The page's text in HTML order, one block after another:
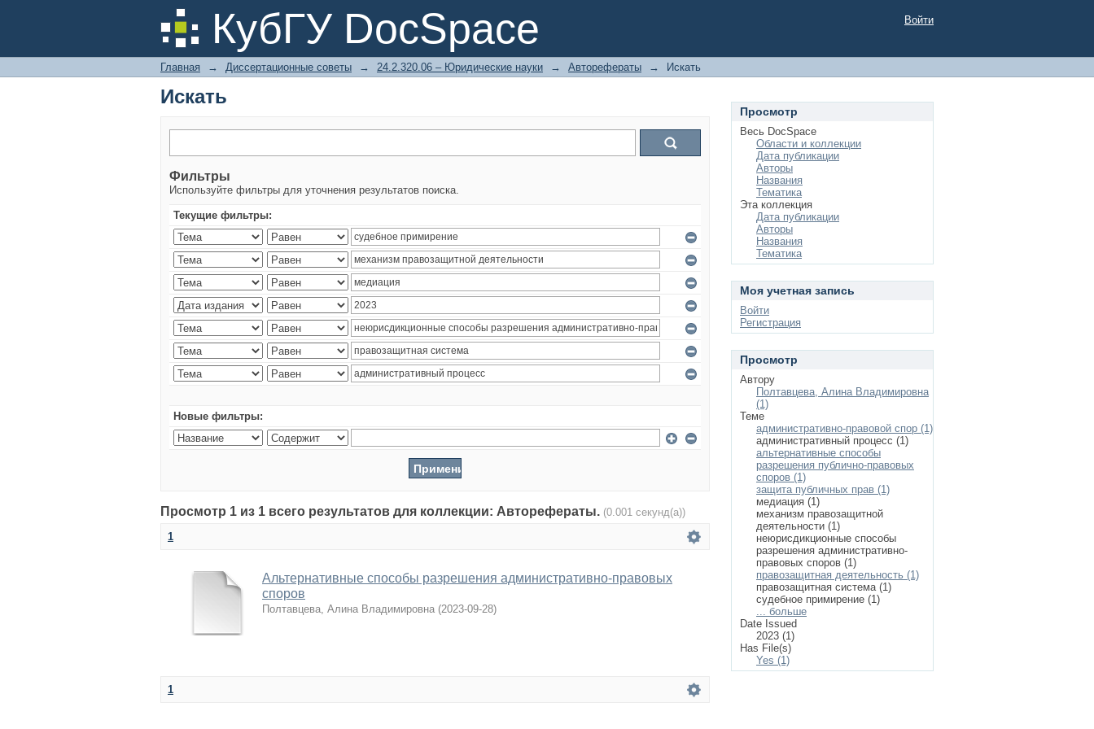
КубГУ DocSpace
Искать Войти
Главная → Диссертационные советы → 24.2.320.06 – Юридические науки → Авторефераты → Искать
Искать
Фильтры
Используйте фильтры для уточнения результатов поиска.
Текущие фильтры:
Новые фильтры:
Просмотр 1 из 1 всего результатов для коллекции: Авторефераты. (0.001 секунд(а))
1
Альтернативные способы разрешения административно-правовых
споров
Полтавцева, Алина Владимировна (2023-09-28)
1
Просмотр
Весь DocSpace
Области и коллекции
Дата публикации
Авторы
Названия
Тематика
Эта коллекция
Дата публикации
Авторы
Названия
Тематика
Моя учетная запись
Войти
Регистрация
Просмотр
Автору
Полтавцева, Алина Владимировна
(1)
Теме
административно-правовой спор (1)
административный процесс (1)
альтернативные способы
разрешения публично-правовых
споров (1)
защита публичных прав (1)
медиация (1)
механизм правозащитной
деятельности (1)
неюрисдикционные способы
разрешения административно-
правовых споров (1)
правозащитная деятельность (1)
правозащитная система (1)
судебное примирение (1)
... больше
Date Issued
2023 (1)
Has File(s)
Yes (1)